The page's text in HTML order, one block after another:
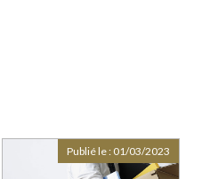
Publié le : 01/03/2023